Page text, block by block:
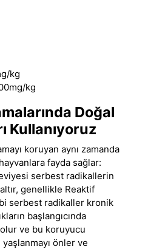
kg
kg
Doğal
Kullanıyoruz
koruyan aynı zamanda
fayda sağlar:
serbest radikallerin
genellikle Reaktif
serbest radikaller kronik
başlangıcında
ve bu koruyucu
önler ve